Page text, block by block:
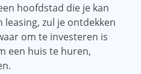
​​hoofdstad die je kan
zul je ontdekken
om te investeren is
een ​​huis te huren,